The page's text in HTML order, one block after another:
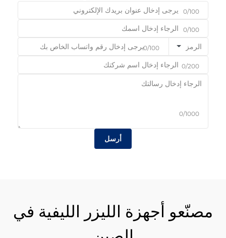
0/100
0/100
الرمز 0/100
0/200
0/1000
أرسل
مصنّعو أجهزة الليزر الليفية في